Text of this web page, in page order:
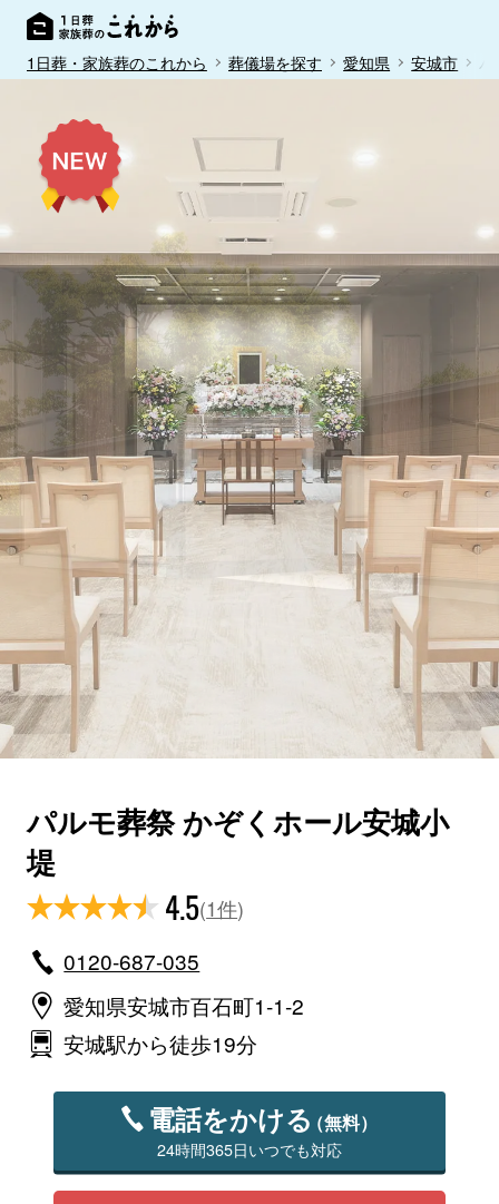
1日葬・家族葬のこれから 葬儀場を探す 愛知県 安城市
パルモ葬祭 かぞくホール安城小
堤
4.5(1件)
0120-687-035
愛知県安城市百石町1-1-2
安城駅から徒歩19分
電話をかける（無料）
24時間365日いつでも対応